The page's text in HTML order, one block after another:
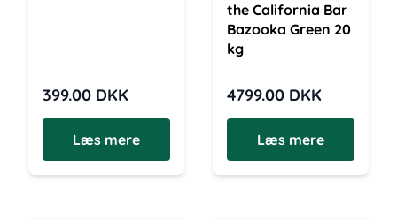
399.00 DKK
Læs mere
the California Bar
Bazooka Green 20
kg
4799.00 DKK
Læs mere